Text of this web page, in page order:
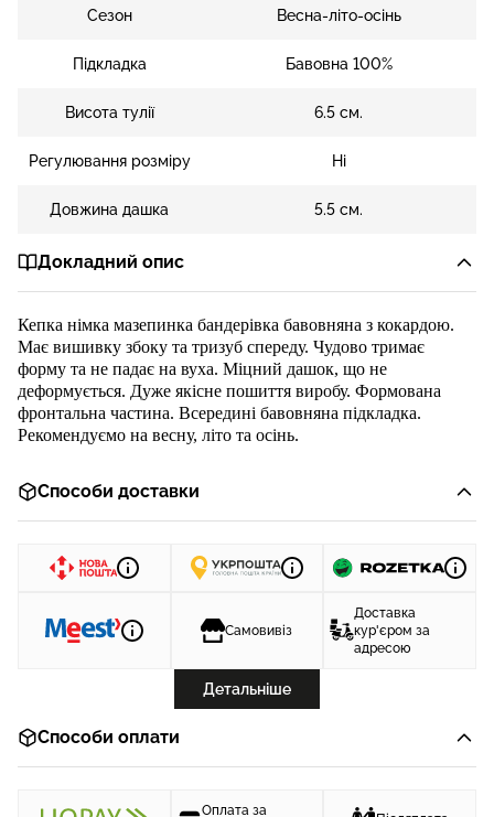
Сезон Весна-літо-осінь
Підкладка Бавовна 100%
Висота тулії 6.5 см.
Регулювання розміру Ні
Довжина дашка 5.5 см.
Докладний опис
Кепка німка мазепинка бандерівка бавовняна з кокардою.
Має вишивку збоку та тризуб спереду. Чудово тримає
форму та не падає на вуха. Міцний дашок, що не
деформується. Дуже якісне пошиття виробу. Формована
фронтальна частина. Всередині бавовняна підкладка.
Рекомендуємо на весну, літо та осінь.
Способи доставки
Самовивіз
Доставка
кур'єром за
адресою
Детальніше
Способи оплати
Оплата за